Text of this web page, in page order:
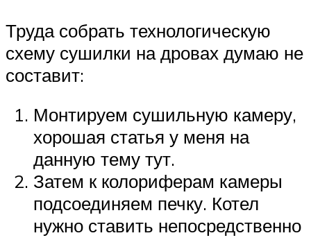
Труда собрать технологическую
схему сушилки на дровах думаю не
составит:
Монтируем сушильную камеру,
хорошая статья у меня на
данную тему тут.
Затем к колориферам камеры
подсоединяем печку. Котел
нужно ставить непосредственно